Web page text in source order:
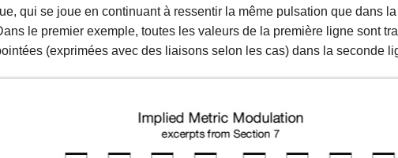
qui se joue en continuant à ressentir la même pulsation que dans
le premier exemple, toutes les valeurs de la première ligne sont
(exprimées avec des liaisons selon les cas) dans la seconde